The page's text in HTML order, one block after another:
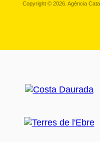
Copyright © 2026. Agència